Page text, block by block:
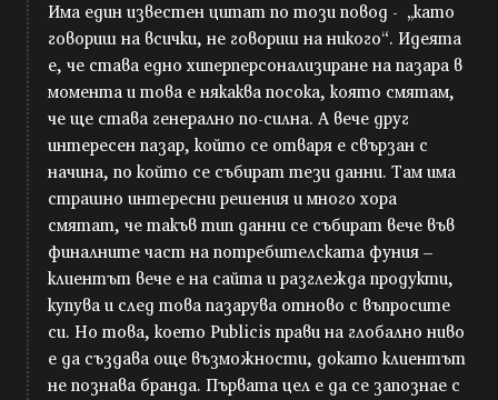
Има един известен цитат по този повод - „като
говориш на всички, не говориш на никого“. Идеята
е, че става едно хиперперсонализиране на пазара в
момента и това е някаква посока, която смятам,
че ще става генерално по-силна. А вече друг
интересен пазар, който се отваря е свързан с
начина, по който се събират тези данни. Там има
страшно интересни решения и много хора
смятат, че такъв тип данни се събират вече във
финалните част на потребителската фуния –
клиентът вече е на сайта и разглежда продукти,
купува и след това пазарува отново с въпросите
си. Но това, което Publicis прави на глобално ниво
е да създава още възможности, докато клиентът
не познава бранда. Първата цел е да се запознае с